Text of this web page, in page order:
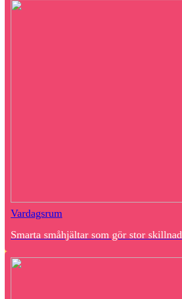
Vardagsrum
Smarta småhjältar som gör stor skillnad